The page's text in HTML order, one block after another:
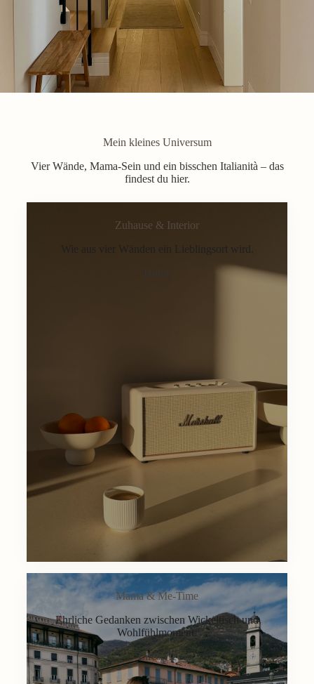
Mein kleines Universum
Vier Wände, Mama-Sein und ein bisschen Italianità – das
findest du hier.
Zuhause & Interior
Wie aus vier Wänden ein Lieblingsort wird.
Mama & Me-Time
Ehrliche Gedanken zwischen Wickeltisch und
Wohlfühlmoment.
Lifestyle